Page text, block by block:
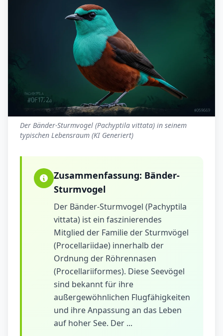
Der Bänder-Sturmvogel (Pachyptila vittata) in seinem
typischen Lebensraum (KI Generiert)
Zusammenfassung: Bänder-
Sturmvogel
Der Bänder-Sturmvogel (Pachyptila
vittata) ist ein faszinierendes
Mitglied der Familie der Sturmvögel
(Procellariidae) innerhalb der
Ordnung der Röhrennasen
(Procellariiformes). Diese Seevögel
sind bekannt für ihre
außergewöhnlichen Flugfähigkeiten
und ihre Anpassung an das Leben
auf hoher See. Der ...